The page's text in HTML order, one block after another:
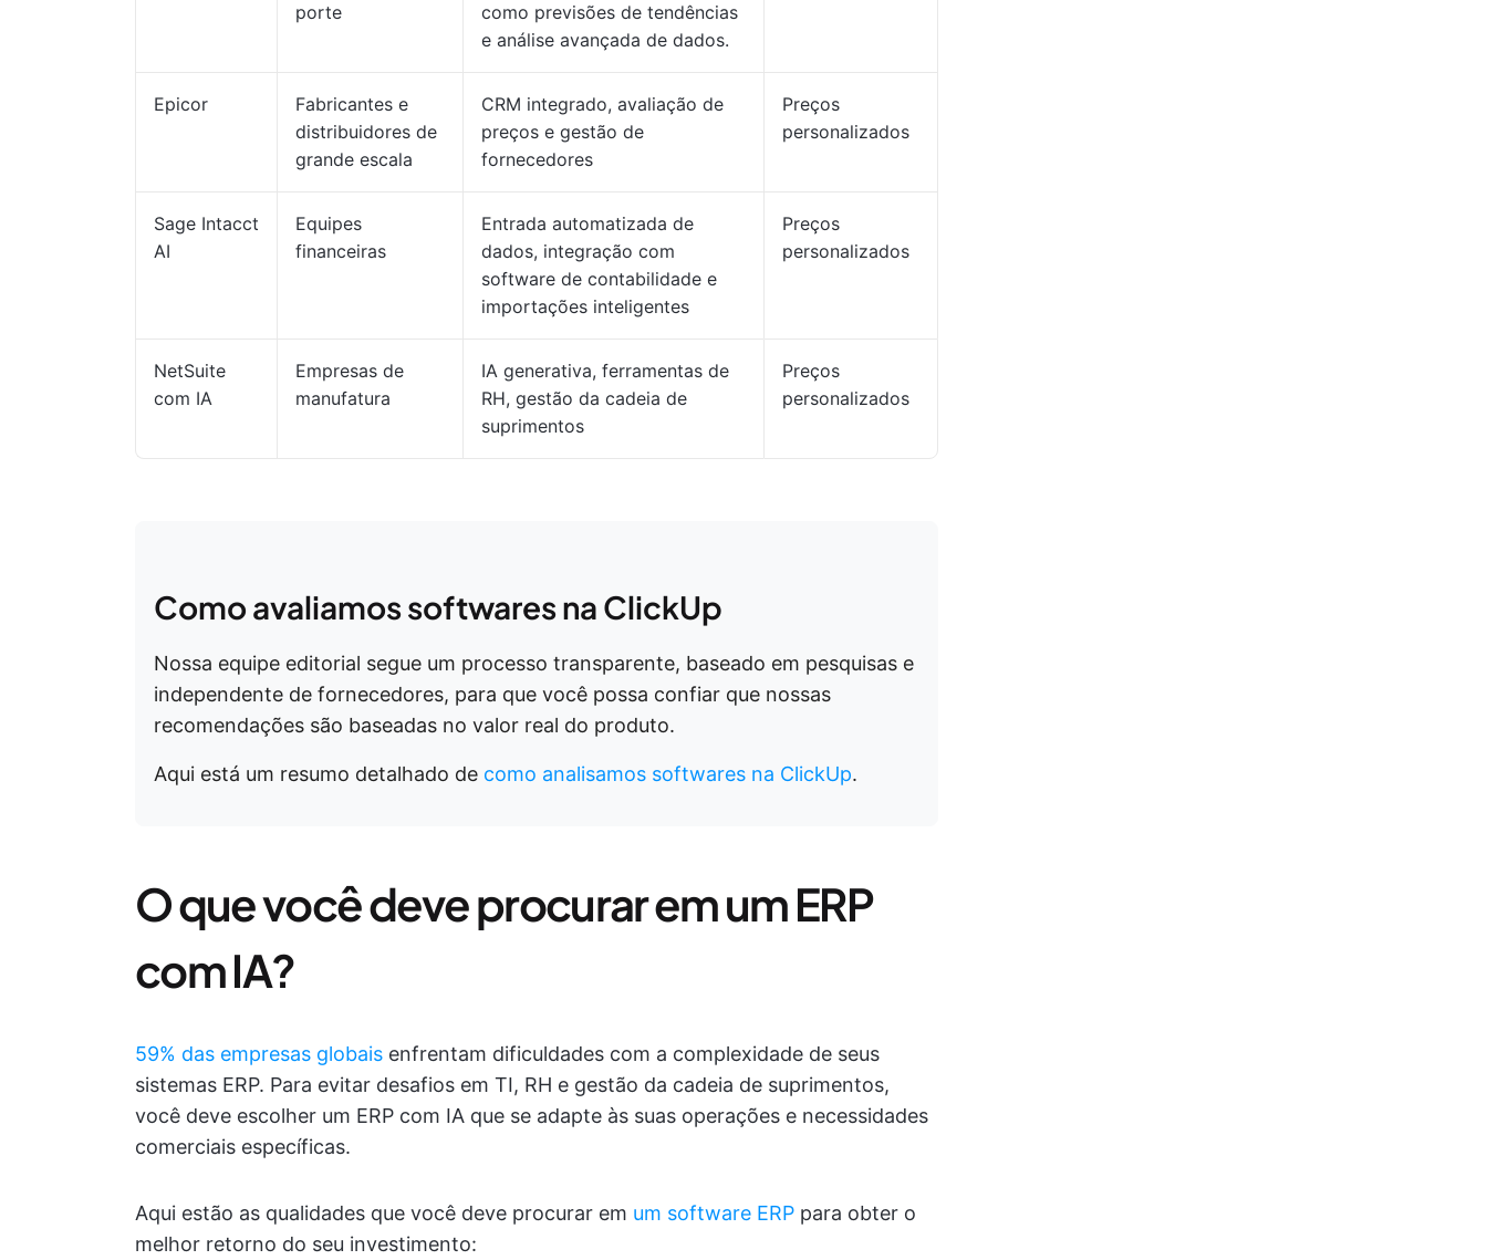
porte
como previsões de tendências
e análise avançada de dados.
Epicor
Fabricantes e
distribuidores de
grande escala
CRM integrado, avaliação de
preços e gestão de
fornecedores
Preços
personalizados
Sage Intacct
AI
Equipes
financeiras
Entrada automatizada de
dados, integração com
software de contabilidade e
importações inteligentes
Preços
personalizados
NetSuite
com IA
Empresas de
manufatura
IA generativa, ferramentas de
RH, gestão da cadeia de
suprimentos
Preços
personalizados
Como avaliamos softwares na ClickUp
Nossa equipe editorial segue um processo transparente, baseado em pesquisas e
independente de fornecedores, para que você possa confiar que nossas
recomendações são baseadas no valor real do produto.
Aqui está um resumo detalhado de como analisamos softwares na ClickUp.
O que você deve procurar em um ERP
com IA?
59% das empresas globais enfrentam dificuldades com a complexidade de seus
sistemas ERP. Para evitar desafios em TI, RH e gestão da cadeia de suprimentos,
você deve escolher um ERP com IA que se adapte às suas operações e necessidades
comerciais específicas.
Aqui estão as qualidades que você deve procurar em um software ERP para obter o
melhor retorno do seu investimento: